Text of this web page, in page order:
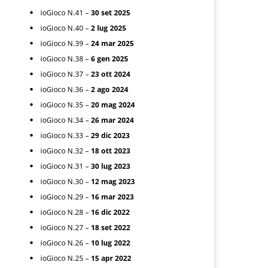
ioGioco N.41 – 30 set 2025
ioGioco N.40 – 2 lug 2025
ioGioco N.39 – 24 mar 2025
ioGioco N.38 – 6 gen 2025
ioGioco N.37 – 23 ott 2024
ioGioco N.36 – 2 ago 2024
ioGioco N.35 – 20 mag 2024
ioGioco N.34 – 26 mar 2024
ioGioco N.33 – 29 dic 2023
ioGioco N.32 – 18 ott 2023
ioGioco N.31 – 30 lug 2023
ioGioco N.30 – 12 mag 2023
ioGioco N.29 – 16 mar 2023
ioGioco N.28 – 16 dic 2022
ioGioco N.27 – 18 set 2022
ioGioco N.26 – 10 lug 2022
ioGioco N.25 – 15 apr 2022